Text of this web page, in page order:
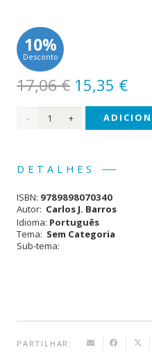
10%
Desconto
17,06€ O
preço
original
17,06 €.
15,35 €O
Quantidade
Livros
DETALHES
ISBN: 9789898070340
Autor: Carlos J. Barros
Idioma: Português
Tema: Sem Categoria
Sub-tema:
PARTILHAR: